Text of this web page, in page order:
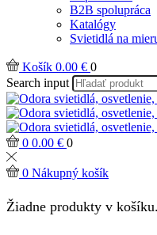
B2B spolupráca
Katalógy
Svietidlá na
Košík 0.00 € 0
Search input
0 0.00 € 0
0 Nákupný košík
Žiadne produkty v košíku.